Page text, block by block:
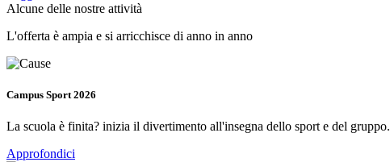
Alcune delle nostre attività
L'offerta è ampia e si arricchisce di anno in anno
Campus Sport 2026
La scuola è finita? inizia il divertimento all'insegna dello sport e del gruppo.
Approfondici